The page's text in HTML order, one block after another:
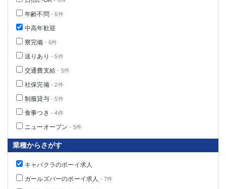
年齢不問 - 6件
中高年歓迎
寮完備 - 6件
送りあり - 5件
交通費支給 - 5件
社保完備- 2件
制服貸与- 5件
食事つき - 4件
ニューオープン - 5件
業種からさがす
キャバクラのボーイ求人
ガールズバーのボーイ求人 - 7件